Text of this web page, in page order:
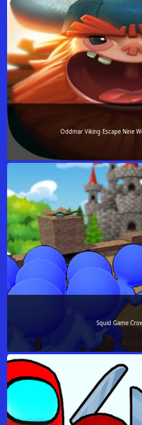
Oddmar Viking Escape Nine
Squid Game